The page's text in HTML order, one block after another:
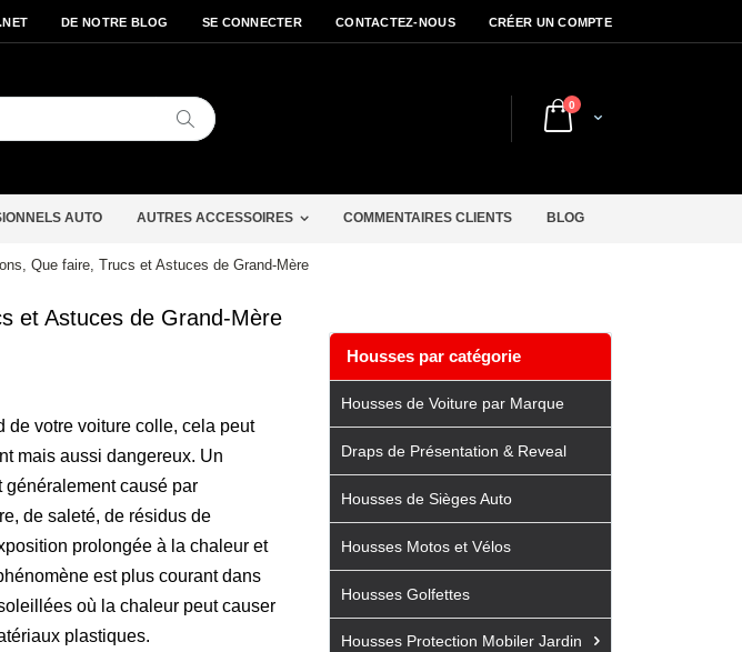
DE NOTRE BLOG SE CONNECTER CONTACTEZ-NOUS CRÉER UN COMPTE
Cart
0articles
Chercher
AUTO AUTRES ACCESSOIRES COMMENTAIRES CLIENTS BLOG
Que faire, Trucs et Astuces de Grand-Mère
et Astuces de Grand-Mère
de votre voiture colle, cela peut
mais aussi dangereux. Un
causé par
de saleté, de résidus de
prolongée à la chaleur et
est plus courant dans
où la chaleur peut causer
plastiques.
Housses par catégorie
Housses de Voiture par Marque
Draps de Présentation & Reveal
Housses de Sièges Auto
Housses Motos et Vélos
Housses Golfettes
Housses Protection Mobiler Jardin